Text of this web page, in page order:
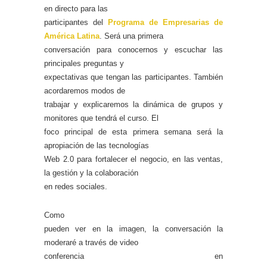
en directo para las
participantes del Programa de Empresarias de
América Latina . Será una primera
conversación para conocernos y escuchar las
principales preguntas y
expectativas que tengan las participantes. También
acordaremos modos de
trabajar y explicaremos la dinámica de grupos y
monitores que tendrá el curso. El
foco principal de esta primera semana será la
apropiación de las tecnologías
Web 2.0 para fortalecer el negocio, en las ventas,
la gestión y la colaboración
en redes sociales.
Como
pueden ver en la imagen, la conversación la
moderaré a través de video
conferencia en